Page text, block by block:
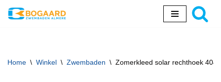
inhoud
Home \ Winkel \ Zwembaden \ Zomerkleed solar rechthoek 404/